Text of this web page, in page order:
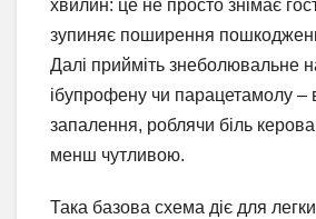
хвилин: це не просто знімає
зупиняє поширення
Далі прийміть знеболювальне
ібупрофену чи парацетамолу –
запалення, роблячи біль
менш чутливою.
Така базова схема діє для